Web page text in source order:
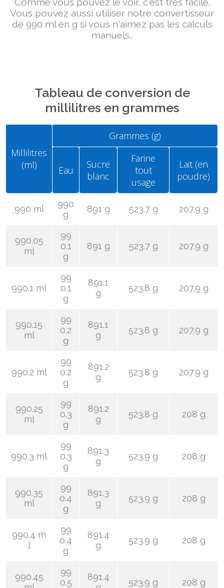
Vous pouvez aussi utiliser notre convertisseur
de 990 ml en g si vous n'aimez pas les calculs
manuels..
Tableau de conversion de
millilitres en grammes
Millilitres
(ml)
Grammes (g)
Eau
Sucre
blanc
Farine
tout
usage
Lait (en
poudre)
990 ml
990
g
891 g 523.7 g 207.9 g
990.05
ml
99
0.1
g
891 g 523.7 g 207.9 g
990.1 ml
99
0.1
g
891.1
g
523.8 g 207.9 g
990.15
ml
99
0.2
g
891.1
g
523.8 g 207.9 g
990.2 ml
99
0.2
g
891.2
g
523.8 g 207.9 g
990.25
ml
99
0.3
g
891.2
g
523.8 g 208 g
990.3 ml
99
0.3
g
891.3
g
523.9 g 208 g
990.35
ml
99
0.4
g
891.3
g
523.9 g 208 g
990.4 m
l
99
0.4
g
891.4
g
523.9 g 208 g
990.45
99
0.5
891.4
523.9 g 208 g